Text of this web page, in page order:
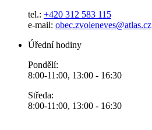
tel.: +420 312 583 115
e-mail: obec.zvoleneves@atlas.cz
Úřední hodiny
Pondělí:
8:00-11:00, 13:00 - 16:30
Středa:
8:00-11:00, 13:00 - 16:30